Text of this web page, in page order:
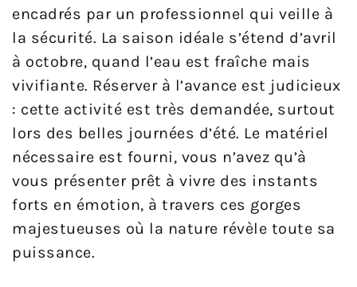
encadrés par un professionnel qui veille à
la sécurité. La saison idéale s’étend d’avril
à octobre, quand l’eau est fraîche mais
vivifiante. Réserver à l’avance est judicieux
: cette activité est très demandée, surtout
lors des belles journées d’été. Le matériel
nécessaire est fourni, vous n’avez qu’à
vous présenter prêt à vivre des instants
forts en émotion, à travers ces gorges
majestueuses où la nature révèle toute sa
puissance.